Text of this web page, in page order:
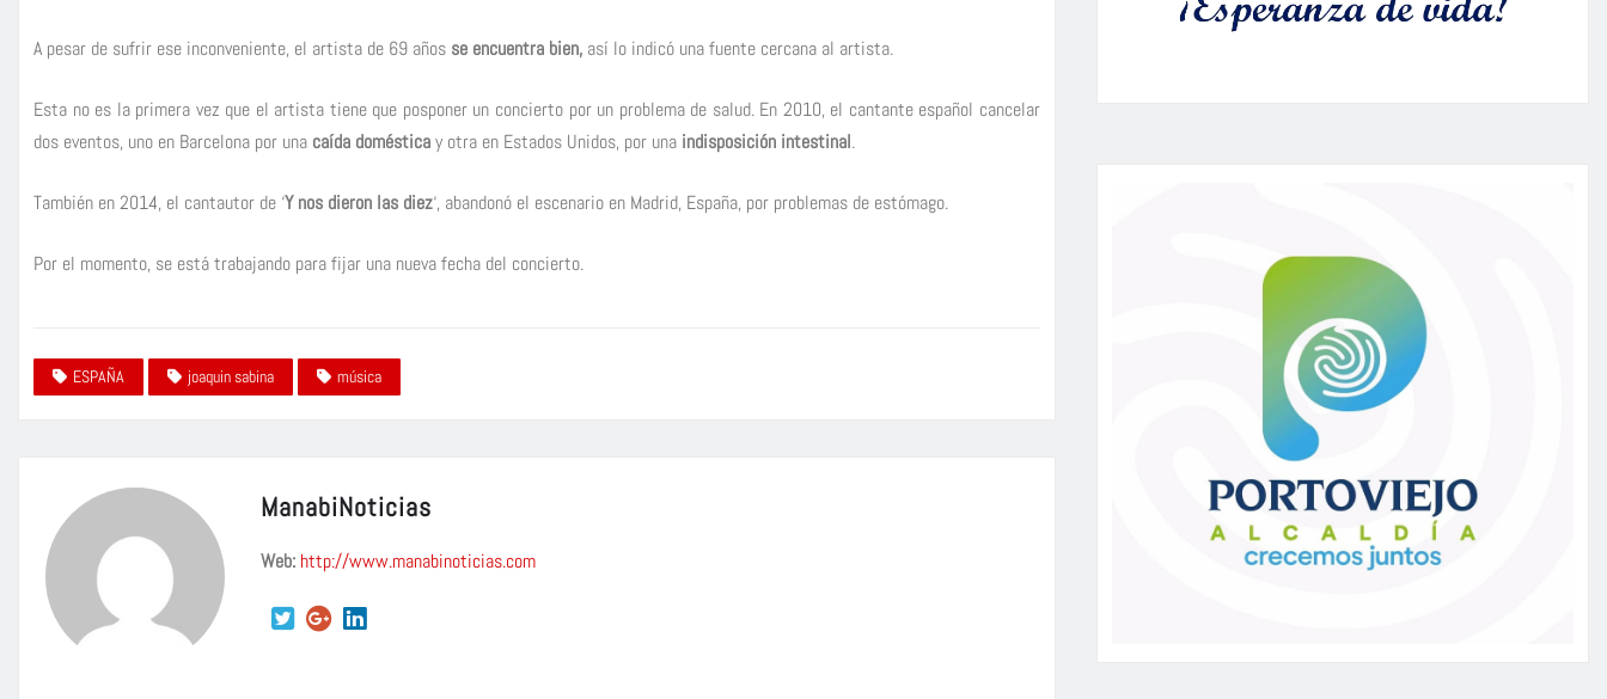
A pesar de sufrir ese inconveniente, el artista de 69 años se encuentra bien, así lo indicó una fuente cercana al artista.
Esta no es la primera vez que el artista tiene que posponer un concierto por un problema de salud. En 2010, el cantante español cancelar
dos eventos, uno en Barcelona por una caída domésticay otra en Estados Unidos, por una indisposición intestinal.
También en 2014, el cantautor de ‘Y nos dieron las diez‘, abandonó el escenario en Madrid, España, por problemas de estómago.
Por el momento, se está trabajando para fijar una nueva fecha del concierto.
ESPAÑA joaquin sabina música
ManabiNoticias
Web: http://www.manabinoticias.com